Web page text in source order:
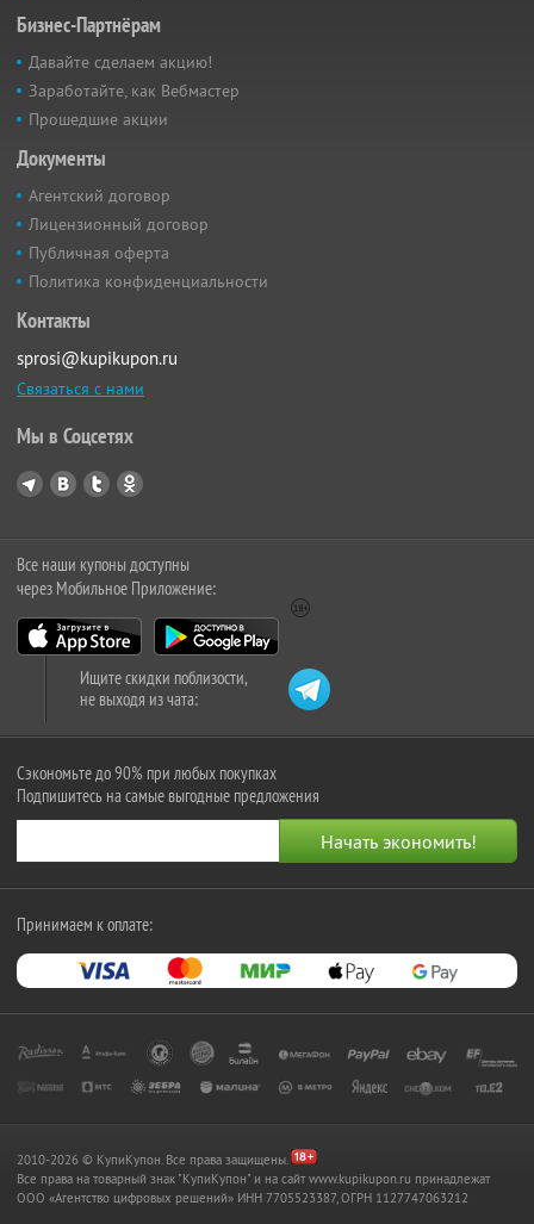
Бизнес-Партнёрам
Давайте сделаем акцию!
Заработайте, как Вебмастер
Прошедшие акции
Документы
Агентский договор
Лицензионный договор
Публичная оферта
Политика конфиденциальности
Контакты
sprosi@kupikupon.ru
Связаться с нами
Мы в Соцсетях
Все наши купоны доступны
через Мобильное Приложение:
Ищите скидки поблизости,
не выходя из чата:
Сэкономьте до 90% при любых покупках
Подпишитесь на самые выгодные предложения
Принимаем к оплате:
2010-2026 © КупиКупон. Все права защищены.
Все права на товарный знак "КупиКупон" и на сайт www.kupikupon.ru принадлежат
OOO «Агентство цифровых решений» ИНН 7705523387, ОГРН 1127747063212